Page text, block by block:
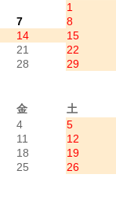
1
7
8
14
15
21
22
28
29
金
土
4
5
11
12
18
19
25
26